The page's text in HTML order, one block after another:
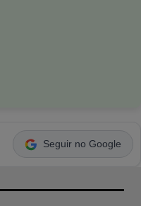
Seguir no Google